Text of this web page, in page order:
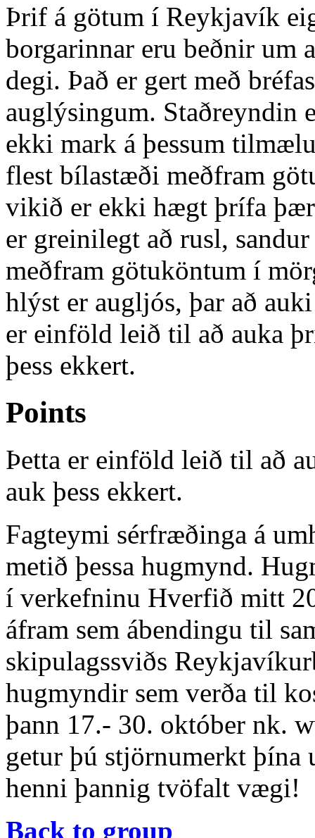
Þrif á götum í Reykjavík
borgarinnar eru beðnir um
degi. Það er gert með
auglýsingum. Staðreyndin
ekki mark á þessum
flest bílastæði meðfram
vikið er ekki hægt þrífa
er greinilegt að rusl,
meðfram götuköntum í
hlýst er augljós, þar að
er einföld leið til að auka
þess ekkert.
Points
Þetta er einföld leið til að
auk þess ekkert.
Fagteymi sérfræðinga á
metið þessa hugmynd.
í verkefninu Hverfið mitt
áfram sem ábendingu til
skipulagssviðs
hugmyndir sem verða til
þann 17.- 30. október nk.
getur þú stjörnumerkt þína
henni þannig tvöfalt vægi!
Back to group